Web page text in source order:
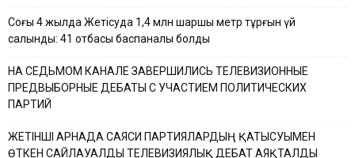
Соңғы 4 жылда Жетісуда 1,4 млн шаршы метр тұрғын үй
салынды: 41 отбасы баспаналы болды
НА СЕДЬМОМ КАНАЛЕ ЗАВЕРШИЛИСЬ ТЕЛЕВИЗИОННЫЕ
ПРЕДВЫБОРНЫЕ ДЕБАТЫ С УЧАСТИЕМ ПОЛИТИЧЕСКИХ
ПАРТИЙ
ЖЕТІНШІ АРНАДА САЯСИ ПАРТИЯЛАРДЫҢ ҚАТЫСУЫМЕН
ӨТКЕН САЙЛАУАЛДЫ ТЕЛЕВИЗИЯЛЫҚ ДЕБАТ АЯҚТАЛДЫ